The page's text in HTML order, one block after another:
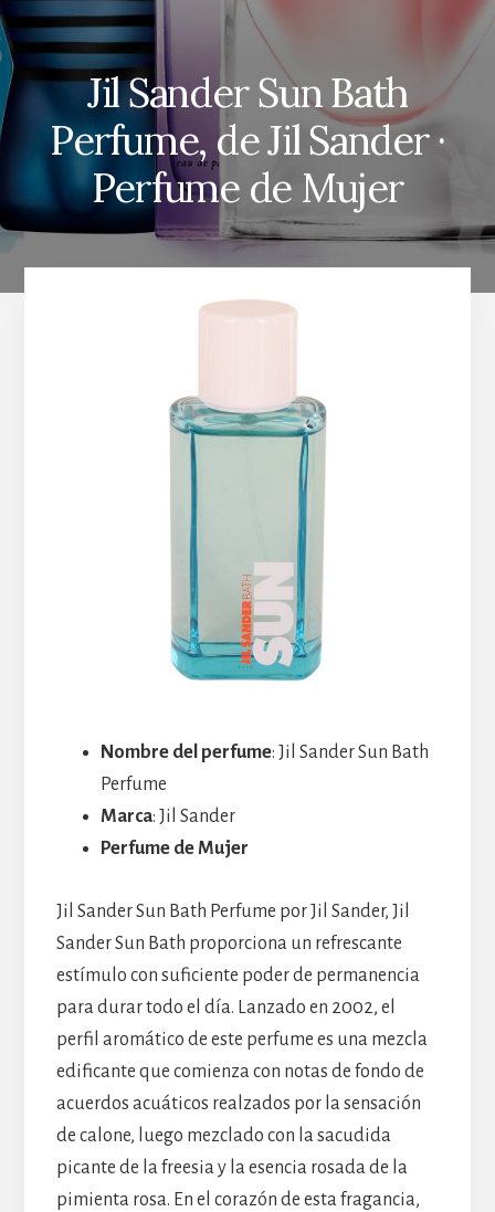
Jil Sander Sun Bath
Perfume, de Jil Sander ·
Perfume de Mujer
Nombre del perfume: Jil Sander Sun Bath
Perfume
Marca: Jil Sander
Perfume de Mujer
Jil Sander Sun Bath Perfume por Jil Sander, Jil
Sander Sun Bath proporciona un refrescante
estímulo con suficiente poder de permanencia
para durar todo el día. Lanzado en 2002, el
perfil aromático de este perfume es una mezcla
edificante que comienza con notas de fondo de
acuerdos acuáticos realzados por la sensación
de calone, luego mezclado con la sacudida
picante de la freesia y la esencia rosada de la
pimienta rosa. En el corazón de esta fragancia,